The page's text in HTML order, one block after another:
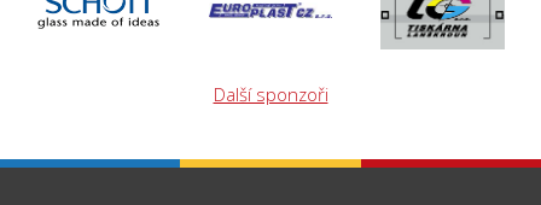
Další sponzoři